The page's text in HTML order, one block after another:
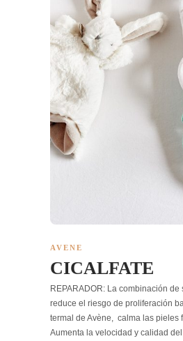
AVENE
CICALFATE
REPARADOR: La combinación
reduce el riesgo de proliferación
termal de Avène, calma las pieles
Aumenta la velocidad y calidad